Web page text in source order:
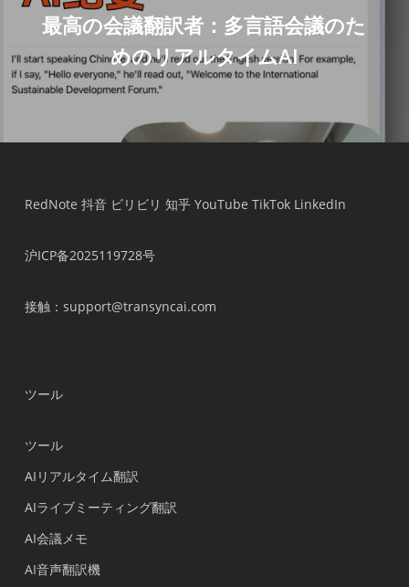
最高の会議翻訳者：多言語会議のた
めのリアルタイムAI
RedNote 抖音 ビリビリ 知乎 YouTube TikTok LinkedIn
沪ICP备2025119728号
接触：support@transyncai.com
ツール
ツール
AIリアルタイム翻訳
AIライブミーティング翻訳
AI会議メモ
AI音声翻訳機